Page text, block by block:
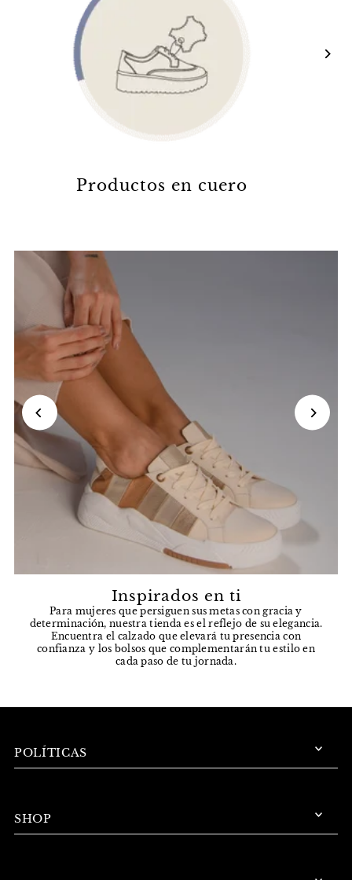
Productos en cuero
Inspirados en ti
Para mujeres que persiguen sus metas con gracia y
determinación, nuestra tienda es el reflejo de su elegancia.
Encuentra el calzado que elevará tu presencia con
confianza y los bolsos que complementarán tu estilo en
cada paso de tu jornada.
POLÍTICAS
SHOP